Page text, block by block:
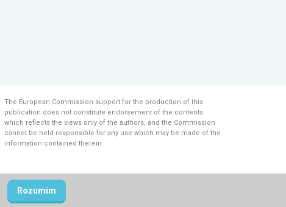
The European Commission support for the production of this
publication does not constitute endorsement of the contents
which reflects the views only of the authors, and the Commission
cannot be held responsi­ble for any use which may be made of the
information contained therein.
Rozumím